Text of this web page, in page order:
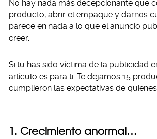
No hay nada más decepcionante que
producto, abrir el empaque y darnos
parece en nada a lo que el anuncio
creer.
Si tu has sido víctima de la publicidad
artículo es para ti. Te dejamos 15
cumplieron las expectativas de
1. Crecimiento anormal…